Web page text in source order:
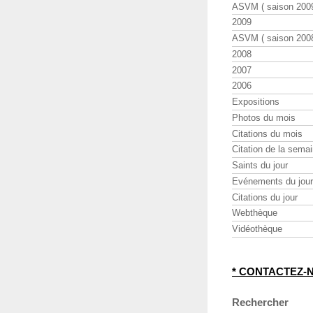
ASVM ( saison
2009
ASVM ( saison
2008
2007
2006
Expositions
Photos du mois
Citations du mois
Citation de la
Saints du jour
Evénements du jour
Citations du jour
Webthèque
Vidéothèque
* CONTACTEZ-
Rechercher